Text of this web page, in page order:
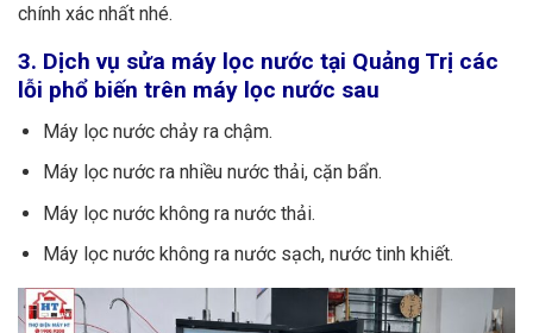
Lõi lọc nước 6
Lõi lọc nước 7 350.000 – 500.000đ
Lõi lọc nước 8 400.000 – 700.000đ
Hạng mục khác Liên hệ:1900.9200
chính xác nhất nhé.
3. Dịch vụ sửa máy lọc nước tại Quảng Trị các
lỗi phổ biến trên máy lọc nước sau
Máy lọc nước chảy ra chậm.
Máy lọc nước ra nhiều nước thải, cặn bẩn.
Máy lọc nước không ra nước thải.
Máy lọc nước không ra nước sạch, nước tinh khiết.